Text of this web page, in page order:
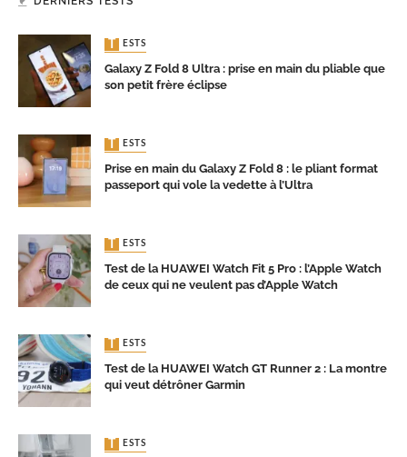
TESTS
Galaxy Z Fold 8 Ultra : prise en main du pliable que
son petit frère éclipse
TESTS
Prise en main du Galaxy Z Fold 8 : le pliant format
passeport qui vole la vedette à l’Ultra
TESTS
Test de la HUAWEI Watch Fit 5 Pro : l’Apple Watch
de ceux qui ne veulent pas d’Apple Watch
TESTS
Test de la HUAWEI Watch GT Runner 2 : La montre
qui veut détrôner Garmin
TESTS